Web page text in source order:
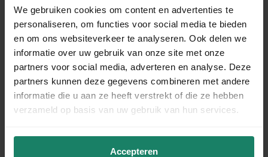
We gebruiken cookies om content en advertenties te
personaliseren, om functies voor social media te bieden
en om ons websiteverkeer te analyseren. Ook delen we
informatie over uw gebruik van onze site met onze
partners voor social media, adverteren en analyse. Deze
partners kunnen deze gegevens combineren met andere
informatie die u aan ze heeft verstrekt of die ze hebben
verzameld op basis van uw gebruik van hun services.
Accepteren